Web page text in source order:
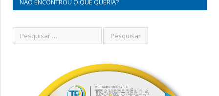
NÃO ENCONTROU O QUE QUERIA?